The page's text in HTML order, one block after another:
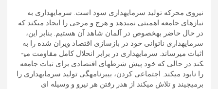
نیروی محرکه تولید سرمایه­داری سود است. سرمایه­داری به
نیازهای جامعه اهمیتی نمی­دهد و هرج و مرجی را ایجاد می­کند که
در حال حاضر به­خصوص در آلمان شاهد آن هستیم. بنابر این،
سرمایه­داری ناتوانی خود در بازسازی اقتصاد ویران شده را به
اثبات می­رساند. سرمایه­داری در برابر انحلال کامل مقاومت می­
کند در حالی که خود پیش شرط­های اقتصادی برای ثبات جامعه
را نابود می­کند. اجتماعی کردن، بی­برنامه­گی تولید سرمایه­داری را
برمی­چیند و تلاش می­کند از هدر رفتن هر نیرو و وسیله ای